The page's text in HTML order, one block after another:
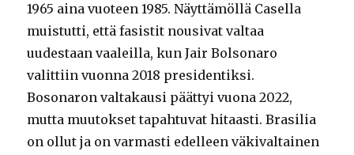
1965 aina vuoteen 1985. Näyttämöllä Casella
muistutti, että fasistit nousivat valtaa
uudestaan vaaleilla, kun Jair Bolsonaro
valittiin vuonna 2018 presidentiksi.
Bosonaron valtakausi päättyi vuona 2022,
mutta muutokset tapahtuvat hitaasti. Brasilia
on ollut ja on varmasti edelleen väkivaltainen